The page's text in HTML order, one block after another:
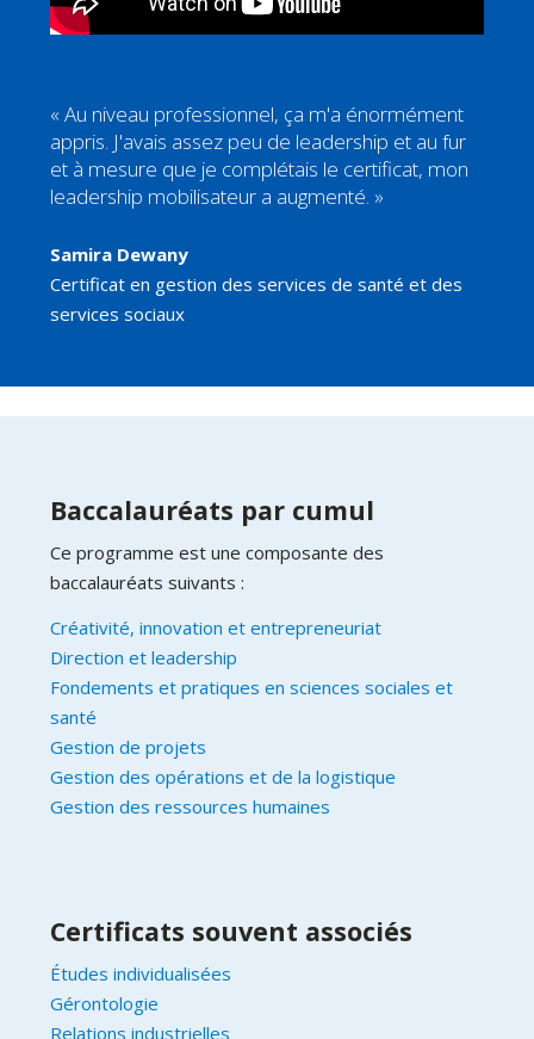
« Au niveau professionnel, ça m'a énormément
appris. J'avais assez peu de leadership et au fur
et à mesure que je complétais le certificat, mon
leadership mobilisateur a augmenté. »
Samira Dewany
Certificat en gestion des services de santé et des
services sociaux
Baccalauréats par cumul
Ce programme est une composante des
baccalauréats suivants :
Créativité, innovation et entrepreneuriat
Direction et leadership
Fondements et pratiques en sciences sociales et
santé
Gestion de projets
Gestion des opérations et de la logistique
Gestion des ressources humaines
Certificats souvent associés
Études individualisées
Gérontologie
Relations industrielles